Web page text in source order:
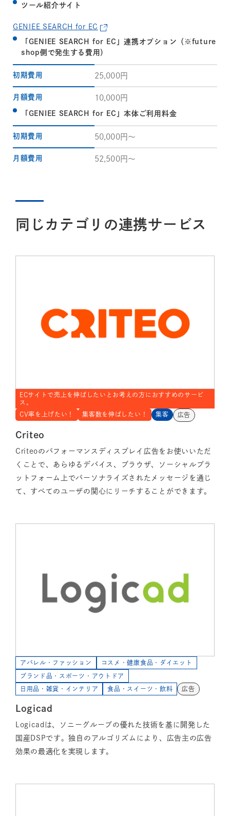
ツール紹介サイト
GENIEE SEARCH for EC
「GENIEE SEARCH for EC」連携オプション（※future
shop側で発生する費用）
初期費用 25,000円
月額費用 10,000円
「GENIEE SEARCH for EC」本体ご利用料金
初期費用 50,000円～
月額費用 52,500円〜
同じカテゴリの連携サービス
ECサイトで売上を伸ばしたいとお考えの方におすすめのサービ
ス。
CV率を上げたい！
集客数を伸ばしたい！ 集客 広告
Criteo
Criteoのパフォーマンスディスプレイ広告をお使いいただ
くことで、あらゆるデバイス、ブラウザ、ソーシャルプラ
ットフォーム上でパーソナライズされたメッセージを通じ
て、すべてのユーザの関心にリーチすることができます。
アパレル・ファッション コスメ・健康食品・ダイエット
ブランド品・スポーツ・アウトドア
日用品・雑貨・インテリア 食品・スイーツ・飲料 広告
Logicad
Logicadは、ソニーグループの優れた技術を基に開発した
国産DSPです。独自のアルゴリズムにより、広告主の広告
効果の最適化を実現します。